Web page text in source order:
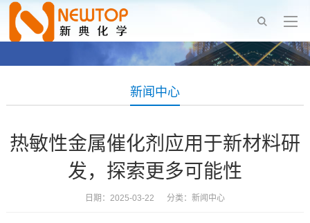
新闻中心
热敏性金属催化剂应用于新材料研
发，探索更多可能性
日期：2025-03-22 分类： 新闻中心